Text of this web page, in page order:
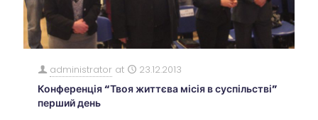
administrator at 23.12.2013
Конференція “Твоя життєва місія в суспільстві”
перший день